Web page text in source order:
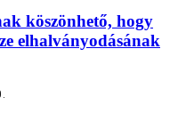
köszönhető, hogy
elhalványodásának